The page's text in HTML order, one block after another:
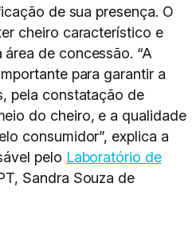
de sua presença. O
cheiro característico e
de concessão. “A
para garantir a
pela constatação de
do cheiro, e a qualidade
consumidor”, explica a
pelo Laboratório de
Sandra Souza de